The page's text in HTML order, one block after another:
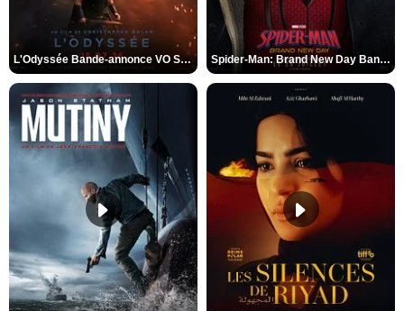
L'Odyssée Bande-annonce VO STFR Spider-Man: Brand New Day Bande-annonce VO STFR